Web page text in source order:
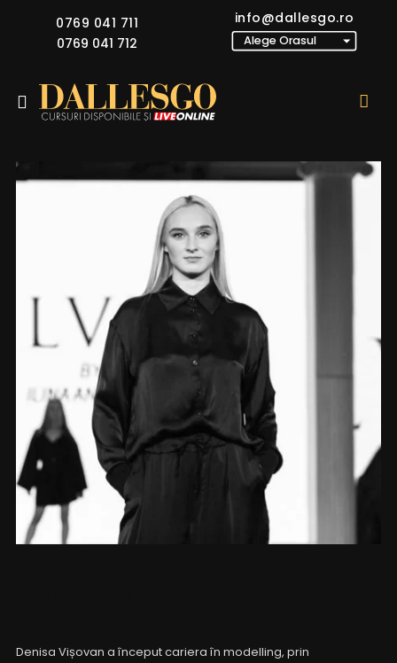
0769 041 711
0769 041 712
info@dallesgo.ro
Denisa Vișovan a început cariera în modelling, prin